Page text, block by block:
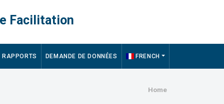
Facilitation
RAPPORTS DEMANDE DE DONNÉES FRENCH
Home